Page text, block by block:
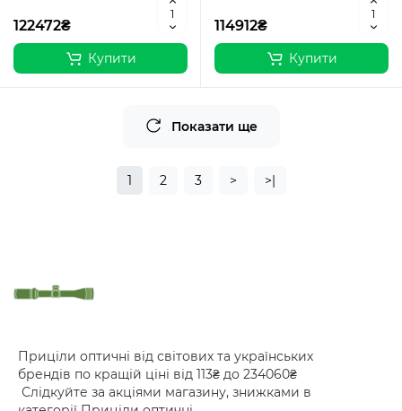
122472₴
Купити
114912₴
Купити
Показати ще
1 2 3 > >|
Приціли оптичні від світових та українських
брендів по кращій ціні від 113₴ до 234060₴
Слідкуйте за акціями магазину, знижками в